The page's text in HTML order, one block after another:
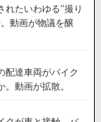
れたいわゆる”撮り
動画が物議を醸
配達車両がバイク
動画が拡散。